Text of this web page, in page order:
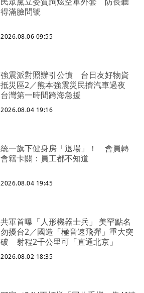
得滿臉問號
2026.08.06 09:55
強震派對照辦引公憤 台日友好物資
抵災區2／熊本強震災民擠汽車過夜
台灣第一時間跨海急援
2026.08.04 19:16
統一旗下健身房「退場」！ 會員轉
會籍卡關：員工都不知道
2026.08.04 19:45
共軍首曝「人形機器士兵」 美罕點名
勿擾台2／國造「極音速飛彈」重大突
破 射程2千公里可「直通北京」
2026.08.02 18:35